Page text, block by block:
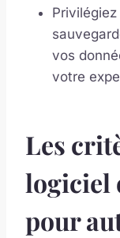
vos
votre
Les
logiciel
pour